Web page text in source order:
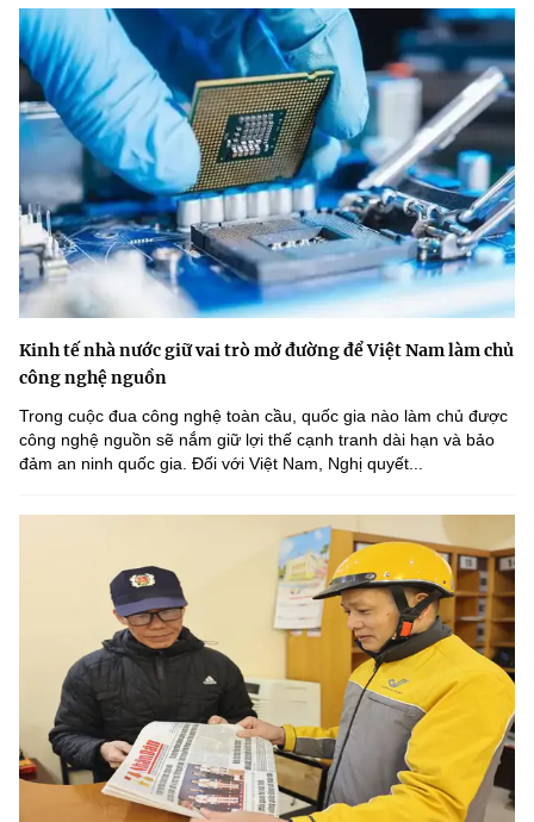
Kinh tế nhà nước giữ vai trò mở đường để Việt Nam làm chủ
công nghệ nguồn
Trong cuộc đua công nghệ toàn cầu, quốc gia nào làm chủ được
công nghệ nguồn sẽ nắm giữ lợi thế cạnh tranh dài hạn và bảo
đảm an ninh quốc gia. Đối với Việt Nam, Nghị quyết...